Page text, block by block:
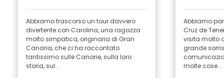
Abbiamo trascorso un tour davvero
divertente con Carolina, una ragazza
molto simpatica, originaria di Gran
Canaria, che ci ha raccontato
tantissimo sulle Canarie, sulla loro
storia, sul...
Abbiamo
Cruz de
visita molto
grande
molte cose...